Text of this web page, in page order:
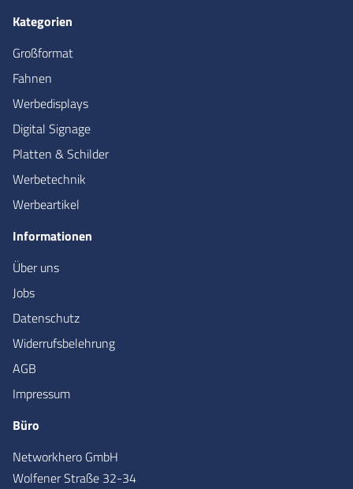
Kategorien
Großformat
Fahnen
Werbedisplays
Digital Signage
Platten & Schilder
Werbetechnik
Werbeartikel
Informationen
Über uns
Jobs
Datenschutz
Widerrufsbelehrung
AGB
Impressum
Büro
Networkhero GmbH
Wolfener Straße 32-34